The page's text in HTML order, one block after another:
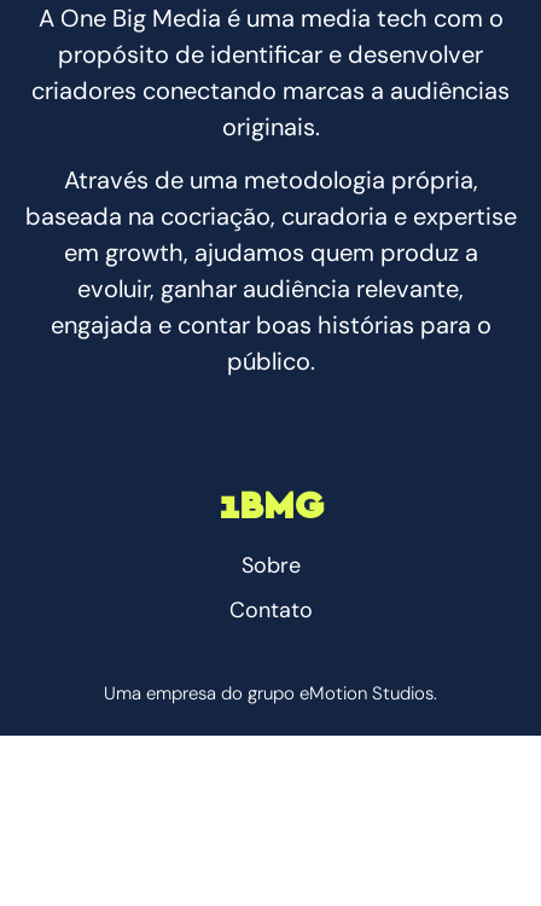
A One Big Media é uma media tech com o
propósito de identificar e desenvolver
criadores conectando marcas a audiências
originais.
Através de uma metodologia própria,
baseada na cocriação, curadoria e expertise
em growth, ajudamos quem produz a
evoluir, ganhar audiência relevante,
engajada e contar boas histórias para o
público.
1BMG
Sobre
Contato
Uma empresa do grupo eMotion Studios.